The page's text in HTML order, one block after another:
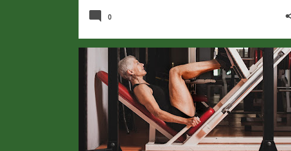
0
CREATINA FORÇA MASSA MUSCULAR +2